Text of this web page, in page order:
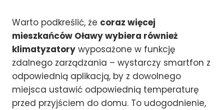
Warto podkreślić, że coraz więcej
mieszkańców Oławy wybiera również
klimatyzatory wyposażone w funkcję
zdalnego zarządzania – wystarczy smartfon z
odpowiednią aplikacją, by z dowolnego
miejsca ustawić odpowiednią temperaturę
przed przyjściem do domu. To udogodnienie,